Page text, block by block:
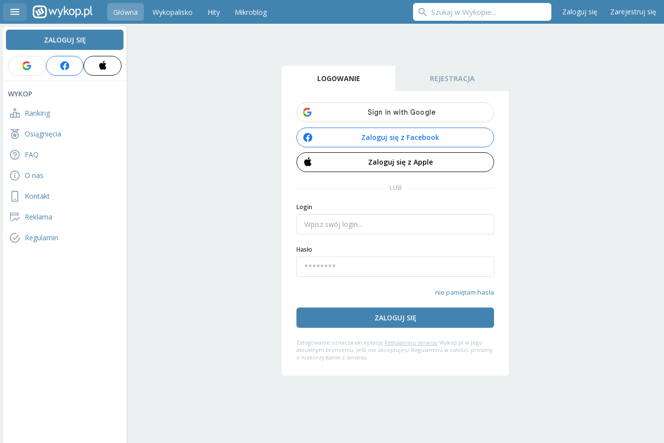
Główna Wykopalisko Hity Mikroblog Zaloguj się Zarejestruj się
ZALOGUJ SIĘ
WYKOP
Ranking
Osiągnięcia
FAQ
O nas
Kontakt
Reklama
Regulamin
LOGOWANIE REJESTRACJA
Zaloguj się z Facebook
Zaloguj się z Apple
LUB
Login
Hasło
nie pamiętam hasła
ZALOGUJ SIĘ
Zalogowanie oznacza akceptację Regulaminu serwisu Wykop.pl w jego
aktualnym brzmieniu. Jeśli nie akceptujesz Regulaminu w całości, prosimy
o niekorzystanie z serwisu.